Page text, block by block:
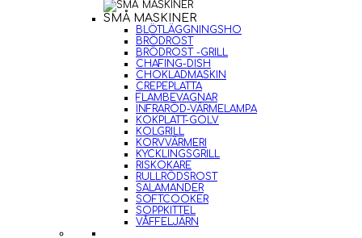
SMÅ MASKINER
BLÖTLÄGGNINGSHO
BRÖDROST
BRÖDROST -GRILL
CHAFING-DISH
CHOKLADMASKIN
CREPEPLATTA
FLAMBEVAGNAR
INFRARÖD-VÄRMELAMPA
KOKPLATT-GOLV
KOLGRILL
KORVVÄRMERI
KYCKLINGSGRILL
RISKOKARE
RULLRÖDSROST
SALAMANDER
SOFTCOOKER
SOPPKITTEL
VÅFFELJÄRN